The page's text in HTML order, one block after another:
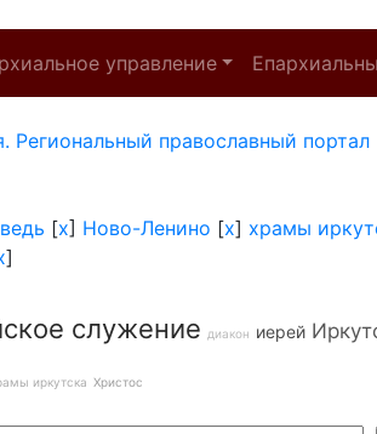
управление
Региональный православный портал
[x] Ново-Ленино [x] храмы
]
служение диакон иерей
иркутска Христос